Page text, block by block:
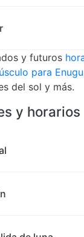
y futuros
para Enugu
del sol y más.
y